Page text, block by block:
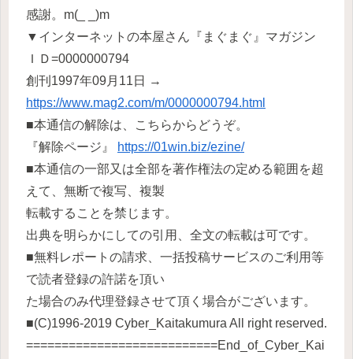
感謝。m(_ _)m
▼インターネットの本屋さん『まぐまぐ』マガジン
ＩＤ=0000000794
創刊1997年09月11日 →
https://www.mag2.com/m/0000000794.html
■本通信の解除は、こちらからどうぞ。
『解除ページ』
https://01win.biz/ezine/
■本通信の一部又は全部を著作権法の定める範囲を超
えて、無断で複写、複製
転載することを禁じます。
出典を明らかにしての引用、全文の転載は可です。
■無料レポートの請求、一括投稿サービスのご利用等
で読者登録の許諾を頂い
た場合のみ代理登録させて頂く場合がございます。
■(C)1996-2019 Cyber_Kaitakumura All right reserved.
===========================End_of_Cyber_Kai